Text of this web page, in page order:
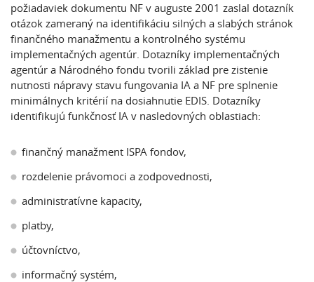
požiadaviek dokumentu NF v auguste 2001 zaslal dotazník
otázok zameraný na identifikáciu silných a slabých stránok
finančného manažmentu a kontrolného systému
implementačných agentúr. Dotazníky implementačných
agentúr a Národného fondu tvorili základ pre zistenie
nutnosti nápravy stavu fungovania IA a NF pre splnenie
minimálnych kritérií na dosiahnutie EDIS. Dotazníky
identifikujú funkčnosť IA v nasledovných oblastiach:
finančný manažment ISPA fondov,
rozdelenie právomoci a zodpovednosti,
administratívne kapacity,
platby,
účtovníctvo,
informačný systém,